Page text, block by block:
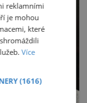
reklamními
je mohou
které
Více
(1616)